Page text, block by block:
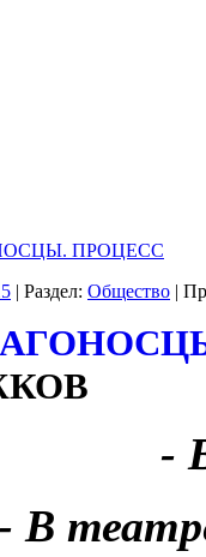
ПРОЦЕСС
| Раздел: Общество |
-
- В